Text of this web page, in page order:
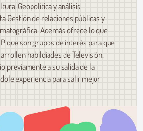
Geopolítica y análisis
Gestión de relaciones públicas y
Además ofrece lo que
que son grupos de interés para que
habildiades de Televisión,
previamente a su salida de la
experiencia para salir mejor